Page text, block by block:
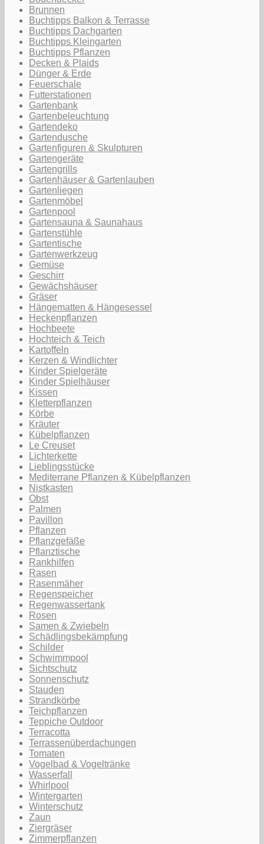
Brunnen
Buchtipps Balkon & Terrasse
Buchtipps Dachgarten
Buchtipps Kleingarten
Buchtipps Pflanzen
Decken & Plaids
Dünger & Erde
Feuerschale
Futterstationen
Gartenbank
Gartenbeleuchtung
Gartendeko
Gartendusche
Gartenfiguren & Skulpturen
Gartengeräte
Gartengrills
Gartenhäuser & Gartenlauben
Gartenliegen
Gartenmöbel
Gartenpool
Gartensauna & Saunahaus
Gartenstühle
Gartentische
Gartenwerkzeug
Gemüse
Geschirr
Gewächshäuser
Gräser
Hängematten & Hängesessel
Heckenpflanzen
Hochbeete
Hochteich & Teich
Kartoffeln
Kerzen & Windlichter
Kinder Spielgeräte
Kinder Spielhäuser
Kissen
Kletterpflanzen
Körbe
Kräuter
Kübelpflanzen
Le Creuset
Lichterkette
Lieblingsstücke
Mediterrane Pflanzen & Kübelpflanzen
Nistkasten
Obst
Palmen
Pavillon
Pflanzen
Pflanzgefäße
Pflanztische
Rankhilfen
Rasen
Rasenmäher
Regenspeicher
Regenwassertank
Rosen
Samen & Zwiebeln
Schädlingsbekämpfung
Schilder
Schwimmpool
Sichtschutz
Sonnenschutz
Stauden
Strandkörbe
Teichpflanzen
Teppiche Outdoor
Terracotta
Terrassenüberdachungen
Tomaten
Vogelbad & Vogeltränke
Wasserfall
Whirlpool
Wintergarten
Winterschutz
Zaun
Ziergräser
Zimmerpflanzen